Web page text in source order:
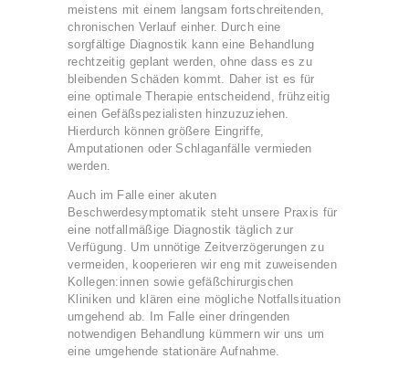
meistens mit einem langsam fortschreitenden,
chronischen Verlauf einher. Durch eine
sorgfältige Diagnostik kann eine Behandlung
rechtzeitig geplant werden, ohne dass es zu
bleibenden Schäden kommt. Daher ist es für
eine optimale Therapie entscheidend, frühzeitig
einen Gefäßspezialisten hinzuzuziehen.
Hierdurch können größere Eingriffe,
Amputationen oder Schlaganfälle vermieden
werden.
Auch im Falle einer akuten
Beschwerdesymptomatik steht unsere Praxis für
eine notfallmäßige Diagnostik täglich zur
Verfügung. Um unnötige Zeitverzögerungen zu
vermeiden, kooperieren wir eng mit zuweisenden
Kollegen:innen sowie gefäßchirurgischen
Kliniken und klären eine mögliche Notfallsituation
umgehend ab. Im Falle einer dringenden
notwendigen Behandlung kümmern wir uns um
eine umgehende stationäre Aufnahme.